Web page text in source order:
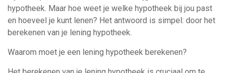
hypotheek. Maar hoe weet je welke hypotheek bij jou past
en hoeveel je kunt lenen? Het antwoord is simpel: door het
berekenen van je lening hypotheek.
Waarom moet je een lening hypotheek berekenen?